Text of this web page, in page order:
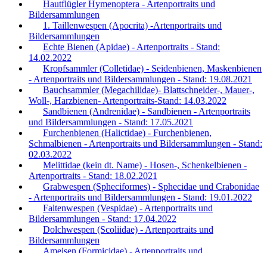
Hautflügler Hymenoptera - Artenportraits und
Bildersammlungen
1. Taillenwespen (Apocrita) -Artenportraits und
Bildersammlungen
Echte Bienen (Apidae) - Artenportraits - Stand:
14.02.2022
Kropfsammler (Colletidae) - Seidenbienen, Maskenbienen
- Artenportraits und Bildersammlungen - Stand: 19.08.2021
Bauchsammler (Megachilidae)- Blattschneider-, Mauer-,
Woll-, Harzbienen- Artenportraits-Stand: 14.03.2022
Sandbienen (Andrenidae) - Sandbienen - Artenportraits
und Bildersammlungen - Stand: 17.05.2021
Furchenbienen (Halictidae) - Furchenbienen,
Schmalbienen - Artenportraits und Bildersammlungen - Stand:
02.03.2022
Melittidae (kein dt. Name) - Hosen-, Schenkelbienen -
Artenportraits - Stand: 18.02.2021
Grabwespen (Spheciformes) - Sphecidae und Crabonidae
- Artenportraits und Bildersammlungen - Stand: 19.01.2022
Faltenwespen (Vespidae) - Artenportraits und
Bildersammlungen - Stand: 17.04.2022
Dolchwespen (Scoliidae) - Artenportraits und
Bildersammlungen